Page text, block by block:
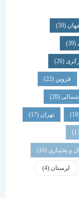
تهران
(10)
(4)